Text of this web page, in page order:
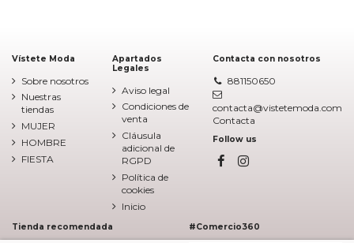
Vístete Moda
Sobre nosotros
Nuestras
tiendas
MUJER
HOMBRE
FIESTA
Apartados
Legales
Aviso legal
Condiciones de
venta
Cláusula
adicional de
RGPD
Política de
cookies
Inicio
Contacta con nosotros
881150650
contacta@vistetemoda.com
Contacta
Follow us
Tienda recomendada #Comercio360